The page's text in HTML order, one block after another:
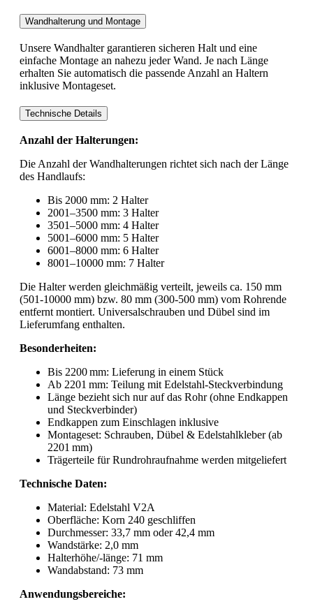
Wandhalterung und Montage
Unsere Wandhalter garantieren sicheren Halt und eine
einfache Montage an nahezu jeder Wand. Je nach Länge
erhalten Sie automatisch die passende Anzahl an Haltern
inklusive Montageset.
Technische Details
Anzahl der Halterungen:
Die Anzahl der Wandhalterungen richtet sich nach der Länge
des Handlaufs:
Bis 2000 mm: 2 Halter
2001–3500 mm: 3 Halter
3501–5000 mm: 4 Halter
5001–6000 mm: 5 Halter
6001–8000 mm: 6 Halter
8001–10000 mm: 7 Halter
Die Halter werden gleichmäßig verteilt, jeweils ca. 150 mm
(501-10000 mm) bzw. 80 mm (300-500 mm) vom Rohrende
entfernt montiert. Universalschrauben und Dübel sind im
Lieferumfang enthalten.
Besonderheiten:
Bis 2200 mm: Lieferung in einem Stück
Ab 2201 mm: Teilung mit Edelstahl-Steckverbindung
Länge bezieht sich nur auf das Rohr (ohne Endkappen
und Steckverbinder)
Endkappen zum Einschlagen inklusive
Montageset: Schrauben, Dübel & Edelstahlkleber (ab
2201 mm)
Trägerteile für Rundrohraufnahme werden mitgeliefert
Technische Daten:
Material: Edelstahl V2A
Oberfläche: Korn 240 geschliffen
Durchmesser: 33,7 mm oder 42,4 mm
Wandstärke: 2,0 mm
Halterhöhe/-länge: 71 mm
Wandabstand: 73 mm
Anwendungsbereiche: